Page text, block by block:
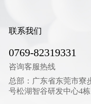
联系我们
0769-82319331
咨询客服热线
总部：广东省东莞市寮
号松湖智谷研发中心4栋